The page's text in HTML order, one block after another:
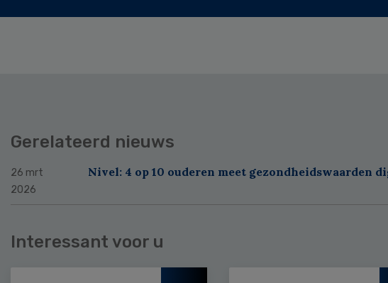
Gerelateerd nieuws
26 mrt
2026
Nivel: 4 op 10 ouderen meet gezondheidswaarden
Interessant voor u